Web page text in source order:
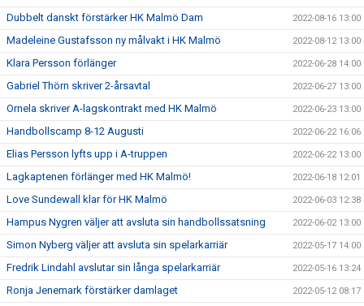
Dubbelt danskt förstärker HK Malmö Dam 2022-08-16 13:00
Madeleine Gustafsson ny målvakt i HK Malmö 2022-08-12 13:00
Klara Persson förlänger 2022-06-28 14:00
Gabriel Thörn skriver 2-årsavtal 2022-06-27 13:00
Ornela skriver A-lagskontrakt med HK Malmö 2022-06-23 13:00
Handbollscamp 8-12 Augusti 2022-06-22 16:06
Elias Persson lyfts upp i A-truppen 2022-06-22 13:00
Lagkaptenen förlänger med HK Malmö! 2022-06-18 12:01
Love Sundewall klar för HK Malmö 2022-06-03 12:38
Hampus Nygren väljer att avsluta sin handbollssatsning 2022-06-02 13:00
Simon Nyberg väljer att avsluta sin spelarkarriär 2022-05-17 14:00
Fredrik Lindahl avslutar sin långa spelarkarriär 2022-05-16 13:24
Ronja Jenemark förstärker damlaget 2022-05-12 08:17